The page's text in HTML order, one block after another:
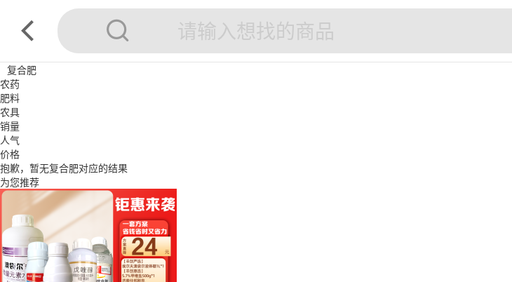
复合肥
农药
肥料
农具
销量
人气
价格
抱歉，暂无复合肥对应的结果
为您推荐